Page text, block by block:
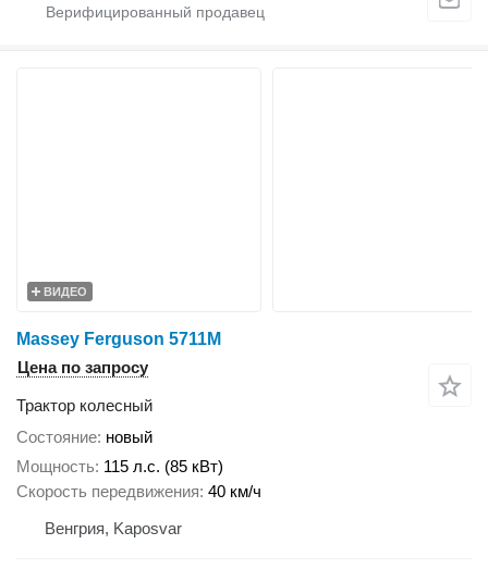
ВИДЕО
Massey Ferguson 5711M
Цена по запросу
Трактор колесный
Состояние новый
Мощность 115 л.с. (85 кВт)
Скорость передвижения 40 км/ч
Венгрия, Kaposvar